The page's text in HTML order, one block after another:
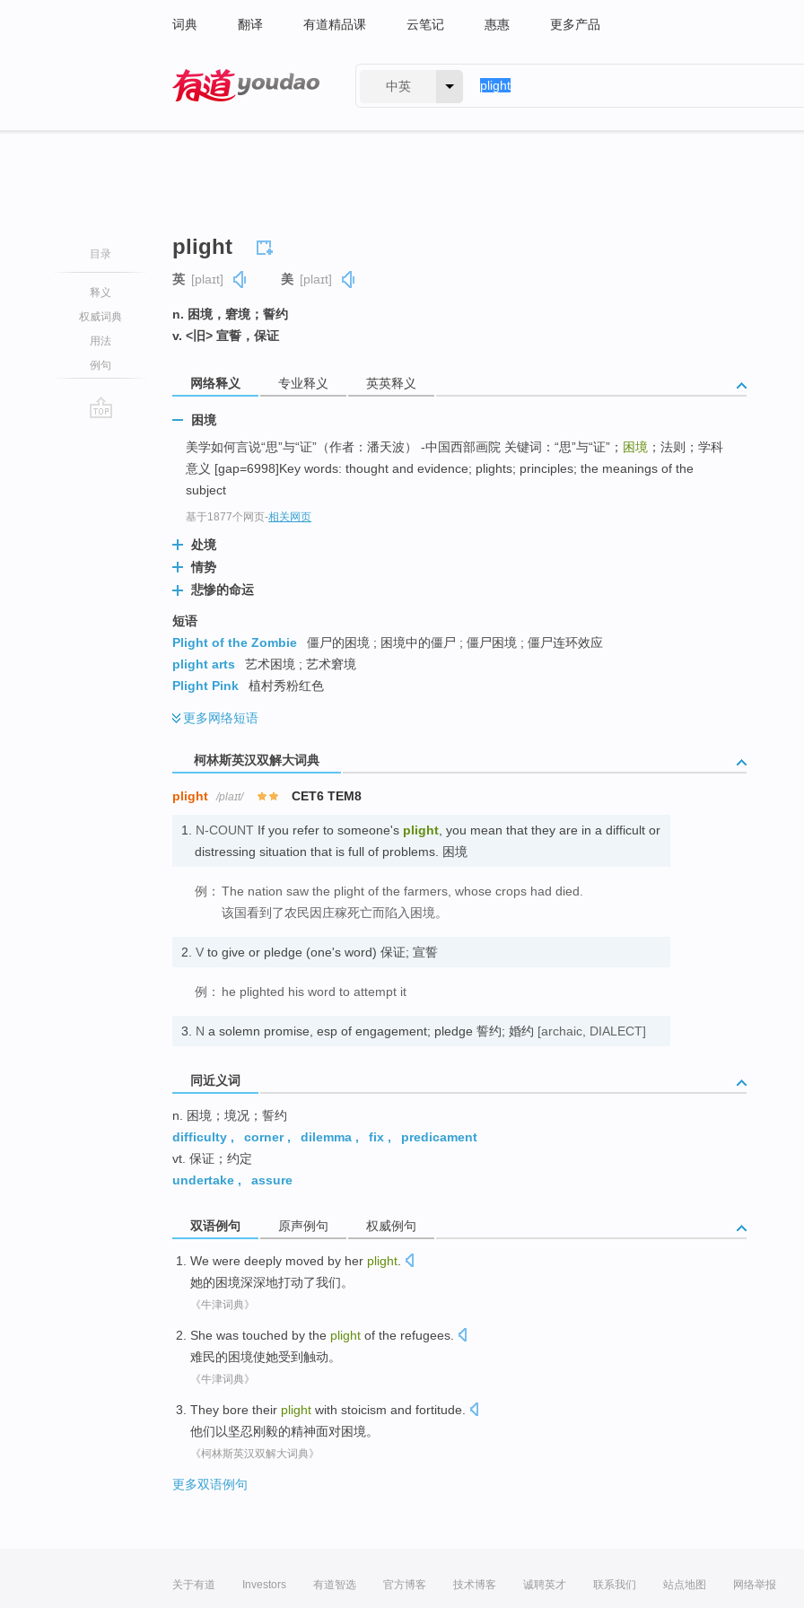
词典 翻译 有道精品课 云笔记 惠惠 更多产品
中英
目录
释义
权威词典
用法
例句
plight
英 [plaɪt] 美 [plaɪt]
n. 困境，窘境；誓约
v. <旧> 宣誓，保证
网络释义 专业释义 英英释义
困境
美学如何言说“思”与“证”（作者：潘天波） -中国西部画院 关键词：“思”与“证”； 困境 ；法则；学科
意义 [gap=6998]Key words: thought and evidence; plights; principles; the meanings of the
subject
基于1877个网页-相关网页
处境
情势
悲惨的命运
短语
Plight of the Zombie
僵尸的困境 ; 困境中的僵尸 ; 僵尸困境 ; 僵尸连环效应
plight arts
艺术困境 ; 艺术窘境
Plight Pink
植村秀粉红色
更多网络短语
柯林斯英汉双解大词典
plight /plaɪt/ CET6 TEM8
1. N-COUNT If you refer to someone's plight , you mean that they are in a difficult or
distressing situation that is full of problems. 困境
例： The nation saw the plight of the farmers, whose crops had died.
该国看到了农民因庄稼死亡而陷入困境。
2. V to give or pledge (one's word) 保证; 宣誓
例： he plighted his word to attempt it
3. N a solemn promise, esp of engagement; pledge 誓约; 婚约 [archaic, DIALECT]
同近义词
n. 困境；境况；誓约
difficulty , corner, dilemma , fix ,
predicament
vt. 保证；约定
undertake , assure
双语例句 原声例句 权威例句
We were deeply moved by her plight
她的困境深深地打动了我们。
《牛津词典》
She was touched by the plight of the refugees
难民的困境使她受到触动。
《牛津词典》
They bore their plight with stoicism and fortitude.
他们以坚忍刚毅的精神面对困境。
《柯林斯英汉双解大词典》
更多双语例句
关于有道 Investors 有道智选 官方博客 技术博客 诚聘英才 联系我们 站点地图 网络举报